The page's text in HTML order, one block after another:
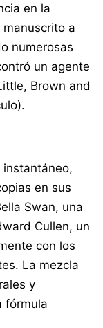
en la
a
numerosas
un agente
Brown and
instantáneo,
en sus
Swan, una
Cullen, un
con los
La mezcla
y
fórmula